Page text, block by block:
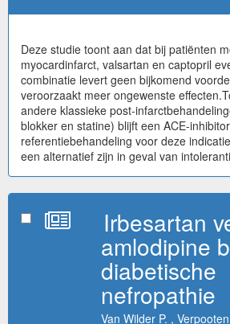
Deze studie toont aan dat bij patiënten
myocardinfarct, valsartan en captopril
combinatie levert geen bijkomend
veroorzaakt meer ongewenste
andere klassieke post-
blokker en statine) blijft een ACE-
referentiebehandeling voor deze
een alternatief zijn in geval van
Irbesartan
amlodipine
diabetische
nefropathie
Van Wilder P. ,